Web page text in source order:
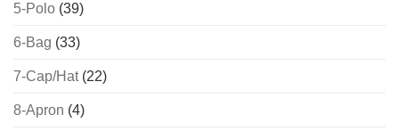
5-Polo (39)
6-Bag (33)
7-Cap/Hat(22)
8-Apron (4)